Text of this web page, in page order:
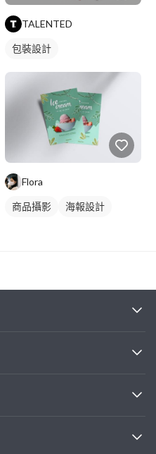
TALENTED
包裝設計
Flora
商品攝影 海報設計